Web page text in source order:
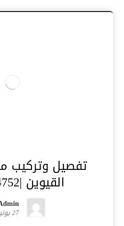
تفصيل وتركيب
القيوين |0545574752
27 يونيو، 2024